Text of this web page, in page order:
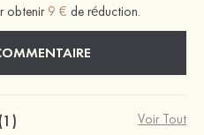
obtenir 9 € de réduction.
Voir Tout